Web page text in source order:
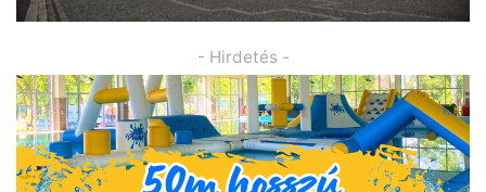
- Hirdetés -